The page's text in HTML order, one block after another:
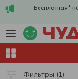
Бесплатная*
Фильтры (1)